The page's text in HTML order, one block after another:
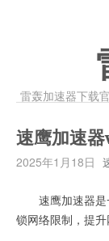
雷轰加速器下载
速鹰加速器
2025年1月18日
速鹰加速器是
锁网络限制，提升